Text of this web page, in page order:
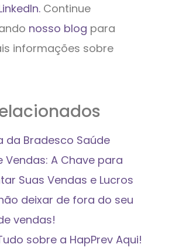
Continue
nosso blog para
informações sobre
da Bradesco Saúde
Vendas: A Chave para
Suas Vendas e Lucros
deixar de fora do seu
vendas!
sobre a HapPrev Aqui!